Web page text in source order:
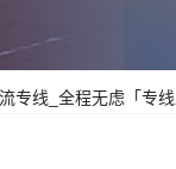
专线_全程无虑「专